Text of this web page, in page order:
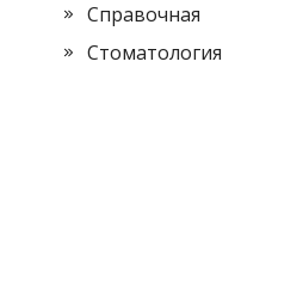
Справочная
Стоматология